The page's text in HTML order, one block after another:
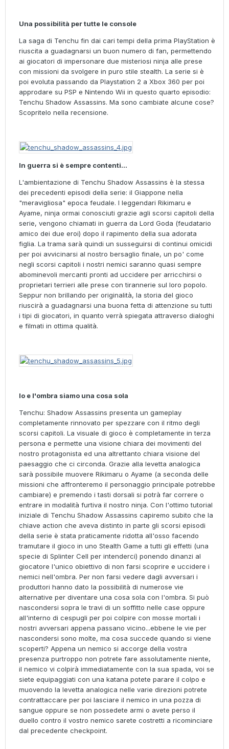
Una possibilità per tutte le console
La saga di Tenchu fin dai cari tempi della prima PlayStation è
riuscita a guadagnarsi un buon numero di fan, permettendo
ai giocatori di impersonare due misteriosi ninja alle prese
con missioni da svolgere in puro stile stealth. La serie si è
poi evoluta passando da Playstation 2 a Xbox 360 per poi
approdare su PSP e Nintendo Wii in questo quarto episodio:
Tenchu Shadow Assassins. Ma sono cambiate alcune cose?
Scopritelo nella recensione.
In guerra si è sempre contenti...
L'ambientazione di Tenchu Shadow Assassins è la stessa
dei precedenti episodi della serie: il Giappone nella
"meravigliosa" epoca feudale. I leggendari Rikimaru e
Ayame, ninja ormai conosciuti grazie agli scorsi capitoli della
serie, vengono chiamati in guerra da Lord Goda (feudatario
amico dei due eroi) dopo il rapimento della sua adorata
figlia. La trama sarà quindi un susseguirsi di continui omicidi
per poi avvicinarsi al nostro bersaglio finale, un po' come
negli scorsi capitoli i nostri nemici saranno quasi sempre
abominevoli mercanti pronti ad uccidere per arricchirsi o
proprietari terrieri alle prese con tirannerie sul loro popolo.
Seppur non brillando per originalità, la storia del gioco
riuscirà a guadagnarsi una buona fetta di attenzione su tutti
i tipi di giocatori, in quanto verrà spiegata attraverso dialoghi
e filmati in ottima qualità.
Io e l'ombra siamo una cosa sola
Tenchu: Shadow Assassins presenta un gameplay
completamente rinnovato per spezzare con il ritmo degli
scorsi capitoli. La visuale di gioco è completamente in terza
persona e permette una visione chiara dei movimenti del
nostro protagonista ed una altrettanto chiara visione del
paesaggio che ci circonda. Grazie alla levetta analogica
sarà possibile muovere Rikimaru o Ayame (a seconda delle
missioni che affronteremo il personaggio principale potrebbe
cambiare) e premendo i tasti dorsali si potrà far correre o
entrare in modalità furtiva il nostro ninja. Con l'ottimo tutorial
iniziale di Tenchu Shadow Assassins capiremo subito che la
chiave action che aveva distinto in parte gli scorsi episodi
della serie è stata praticamente ridotta all'osso facendo
tramutare il gioco in uno Stealth Game a tutti gli effetti (una
specie di Splinter Cell per intenderci) ponendo dinanzi al
giocatore l'unico obiettivo di non farsi scoprire e uccidere i
nemici nell'ombra. Per non farsi vedere dagli avversari i
produttori hanno dato la possibilità di numerose vie
alternative per diventare una cosa sola con l'ombra. Si può
nascondersi sopra le travi di un soffitto nelle case oppure
all'interno di cespugli per poi colpire con mosse mortali i
nostri avversari appena passano vicino...ebbene le vie per
nascondersi sono molte, ma cosa succede quando si viene
scoperti? Appena un nemico si accorge della vostra
presenza purtroppo non potrete fare assolutamente niente,
il nemico vi colpirà immediatamente con la sua spada, voi se
siete equipaggiati con una katana potete parare il colpo e
muovendo la levetta analogica nelle varie direzioni potrete
contrattaccare per poi lasciare il nemico in una pozza di
sangue oppure se non possedete armi o avete perso il
duello contro il vostro nemico sarete costretti a ricominciare
dal precedente checkpoint.